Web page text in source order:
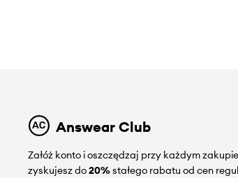
Answear Club
Załóż konto i oszczędzaj przy każdym
zyskujesz do20%stałego rabatu od cen